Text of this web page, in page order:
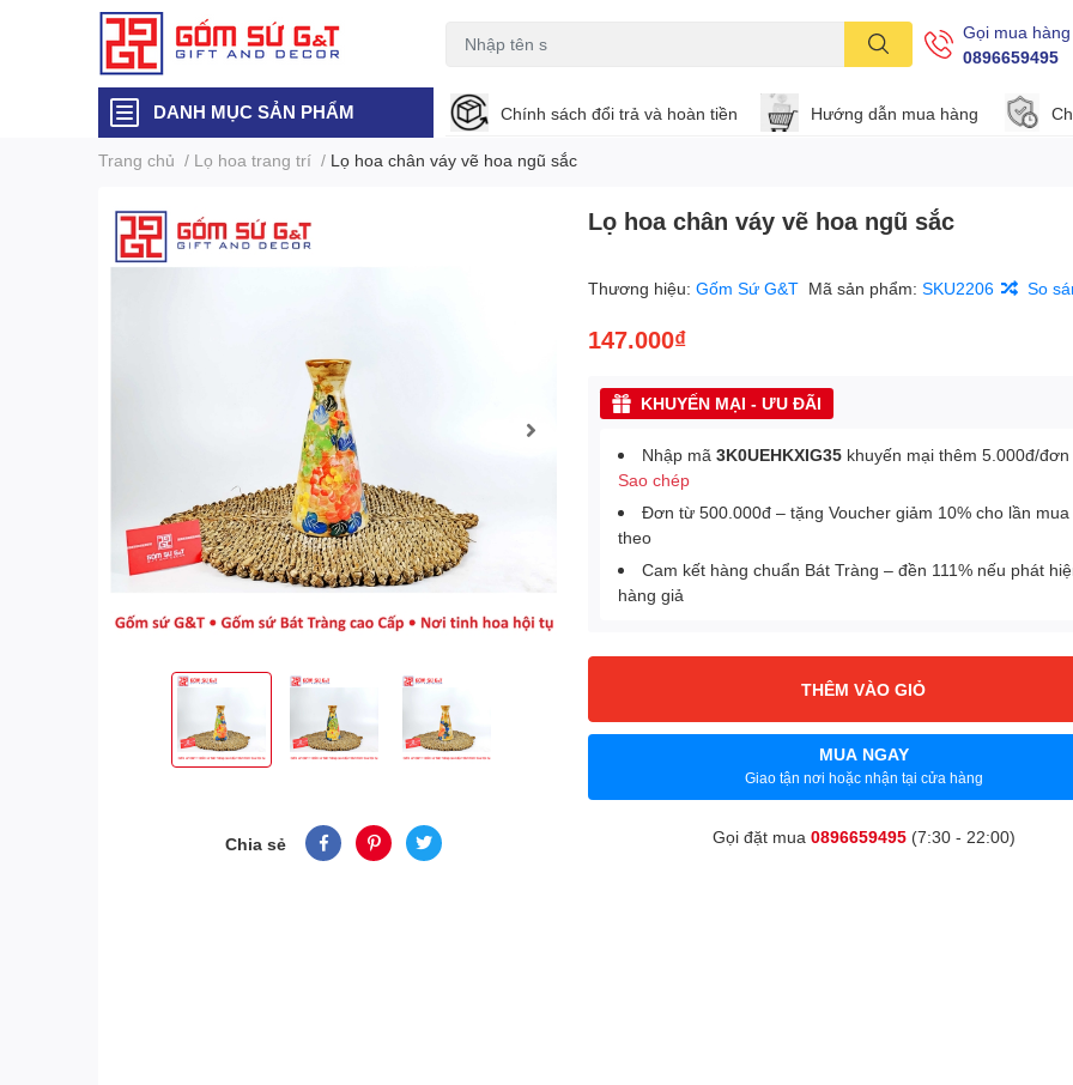
Gọi mua hàng
0896659495
DANH MỤC SẢN PHẨM Chính sách đổi trả và hoàn tiền Hướng dẫn mua hàng
Trang chủ / Lọ hoa trang trí / Lọ hoa chân váy vẽ hoa ngũ sắc
Chia sẻ
Lọ hoa chân váy vẽ hoa ngũ sắc
Thương hiệu:Gốm Sứ G&T Mã sản phẩm:SKU2206 So
147.000₫
KHUYẾN MẠI - ƯU ĐÃI
Nhập mã3K0UEHKXIG35 khuyến mại thêm 5.000đ/đơn
Sao chép
Đơn từ 500.000đ – tặng Voucher giảm 10% cho lần mua
theo
Cam kết hàng chuẩn Bát Tràng – đền 111% nếu phát
hàng giả
THÊM VÀO GIỎ
MUA NGAY
Giao tận nơi hoặc nhận tại cửa hàng
Gọi đặt mua 0896659495(7:30 - 22:00)